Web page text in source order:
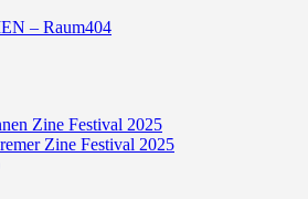
– Raum404
Zine Festival 2025
Zine Festival 2025